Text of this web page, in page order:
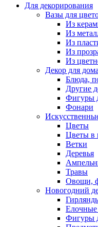
Для декорирования
Вазы для
Из
Из
Из
Из
Из
Декор для дома
Блюда,
Другие
Фигуры
Фонари
Цветы
Цветы в
Ветки
Деревья
Травы
Овощи,
Новогодний
Фигуры